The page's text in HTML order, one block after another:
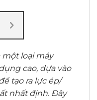
một loại máy
cao, dựa vào
tạo ra lực ép/
nhất định. Đây